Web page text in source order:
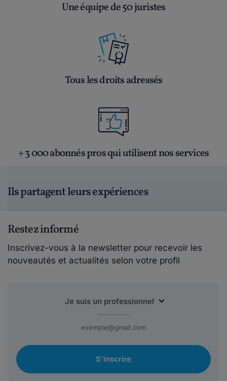
Une équipe de 50 juristes
Tous les droits adressés
+ 3 000 abonnés pros qui utilisent nos services
Ils partagent leurs expériences
Restez informé
Inscrivez-vous à la newsletter pour recevoir les
nouveautés et actualités selon votre profil
S'inscrire